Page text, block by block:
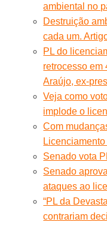
ambiental no
Destruição
cada um.
PL do
retrocesso em
Araújo, ex-
Veja como
implode o
Com
Senado vota
Senado
ataques ao
“PL da
contrariam